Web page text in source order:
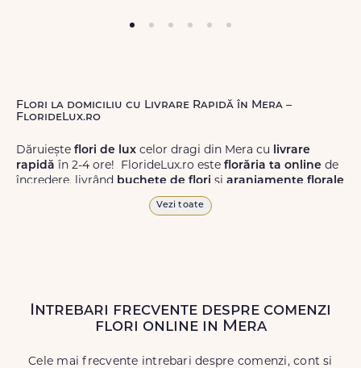
Flori la domiciliu cu Livrare Rapidă în Mera –
FlorideLux.ro
Dăruiește flori de lux celor dragi din Mera cu livrare
rapidă în 2-4 ore! FlorideLux.ro este florăria ta online de
încredere, livrând buchete de flori și aranjamente florale
de calitate superioară în Mera și în toată România.
Livrăm buchete de florichiar și în weekend, pentru ca tu
să poți adresa un gest frumos atunci când ai nevoie.
Vezi toate
Intrebari frecvente despre comenzi
flori online in Mera
Cele mai frecvente intrebari despre comenzi, cont si